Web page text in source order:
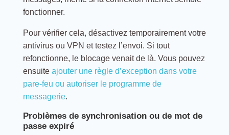
fonctionner.
Pour vérifier cela, désactivez temporairement votre
antivirus ou VPN et testez l’envoi. Si tout
refonctionne, le blocage venait de là. Vous pouvez
ensuite ajouter une règle d’exception dans votre
pare-feu ou autoriser le programme de
messagerie.
Problèmes de synchronisation ou de mot de
passe expiré